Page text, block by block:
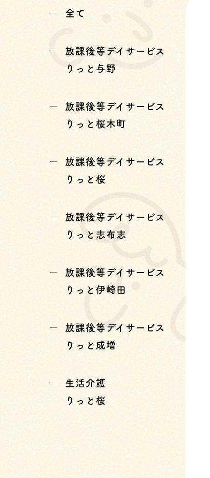
全て
放課後等デイサービス
りっと与野
放課後等デイサービス
りっと桜木町
放課後等デイサービス
りっと桜
放課後等デイサービス
りっと志布志
放課後等デイサービス
りっと伊崎田
放課後等デイサービス
りっと成増
生活介護
りっと桜